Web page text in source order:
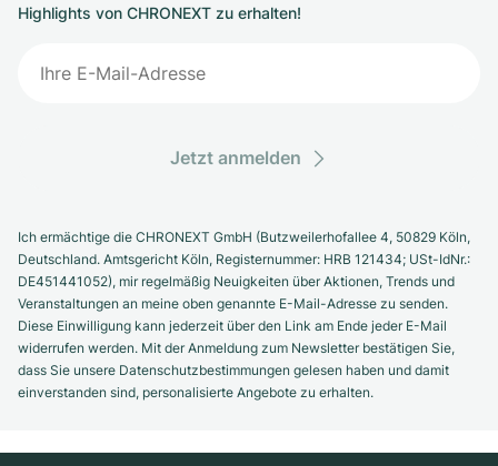
Highlights von CHRONEXT zu erhalten!
Jetzt anmelden
Ich ermächtige die CHRONEXT GmbH (Butzweilerhofallee 4, 50829 Köln,
Deutschland. Amtsgericht Köln, Registernummer: HRB 121434; USt-IdNr.:
DE451441052), mir regelmäßig Neuigkeiten über Aktionen, Trends und
Veranstaltungen an meine oben genannte E-Mail-Adresse zu senden.
Diese Einwilligung kann jederzeit über den Link am Ende jeder E-Mail
widerrufen werden. Mit der Anmeldung zum Newsletter bestätigen Sie,
dass Sie unsere Datenschutzbestimmungen gelesen haben und damit
einverstanden sind, personalisierte Angebote zu erhalten.